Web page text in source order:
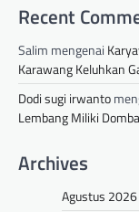
Recent
Salim mengenai
Karawang Keluhkan
Dodi sugi irwanto
Lembang Miliki
Archives
Agustus 2026